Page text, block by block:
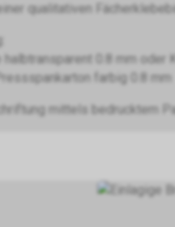
qualitativen
halbtransparent 0.8 mm oder
farbig 0.8 mm
mittels bedrucktem